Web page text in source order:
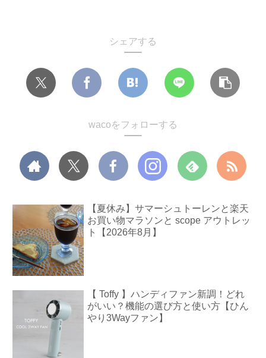
シェアする
wacoをフォローする
【夏休み】サマーシュトーレンと楽天
お買い物マラソンと scope アウトレッ
ト【2026年8月】
【 Toffy 】ハンディファン新調！どれ
がいい？機能の選び方と使い方【ひん
やり3Wayファン】